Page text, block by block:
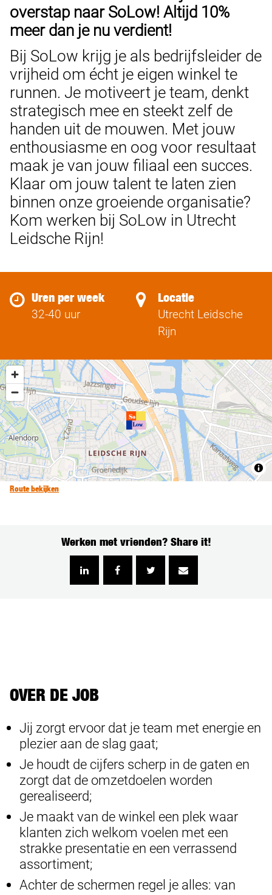
overstap naar SoLow! Altijd 10%
meer dan je nu verdient!
Bij SoLow krijg je als bedrijfsleider de
vrijheid om écht je eigen winkel te
runnen. Je motiveert je team, denkt
strategisch mee en steekt zelf de
handen uit de mouwen. Met jouw
enthousiasme en oog voor resultaat
maak je van jouw filiaal een succes.
Klaar om jouw talent te laten zien
binnen onze groeiende organisatie?
Kom werken bij SoLow in Utrecht
Leidsche Rijn!
Uren per week
32-40 uur
Locatie
Utrecht Leidsche
Rijn
Route bekijken
Werken met vrienden? Share it!
OVER DE JOB
Jij zorgt ervoor dat je team met energie en
plezier aan de slag gaat;
Je houdt de cijfers scherp in de gaten en
zorgt dat de omzetdoelen worden
gerealiseerd;
Je maakt van de winkel een plek waar
klanten zich welkom voelen met een
strakke presentatie en een verrassend
assortiment;
Achter de schermen regel je alles: van